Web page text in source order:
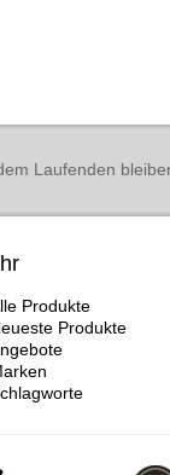
Laufenden
Produkte
Produkte